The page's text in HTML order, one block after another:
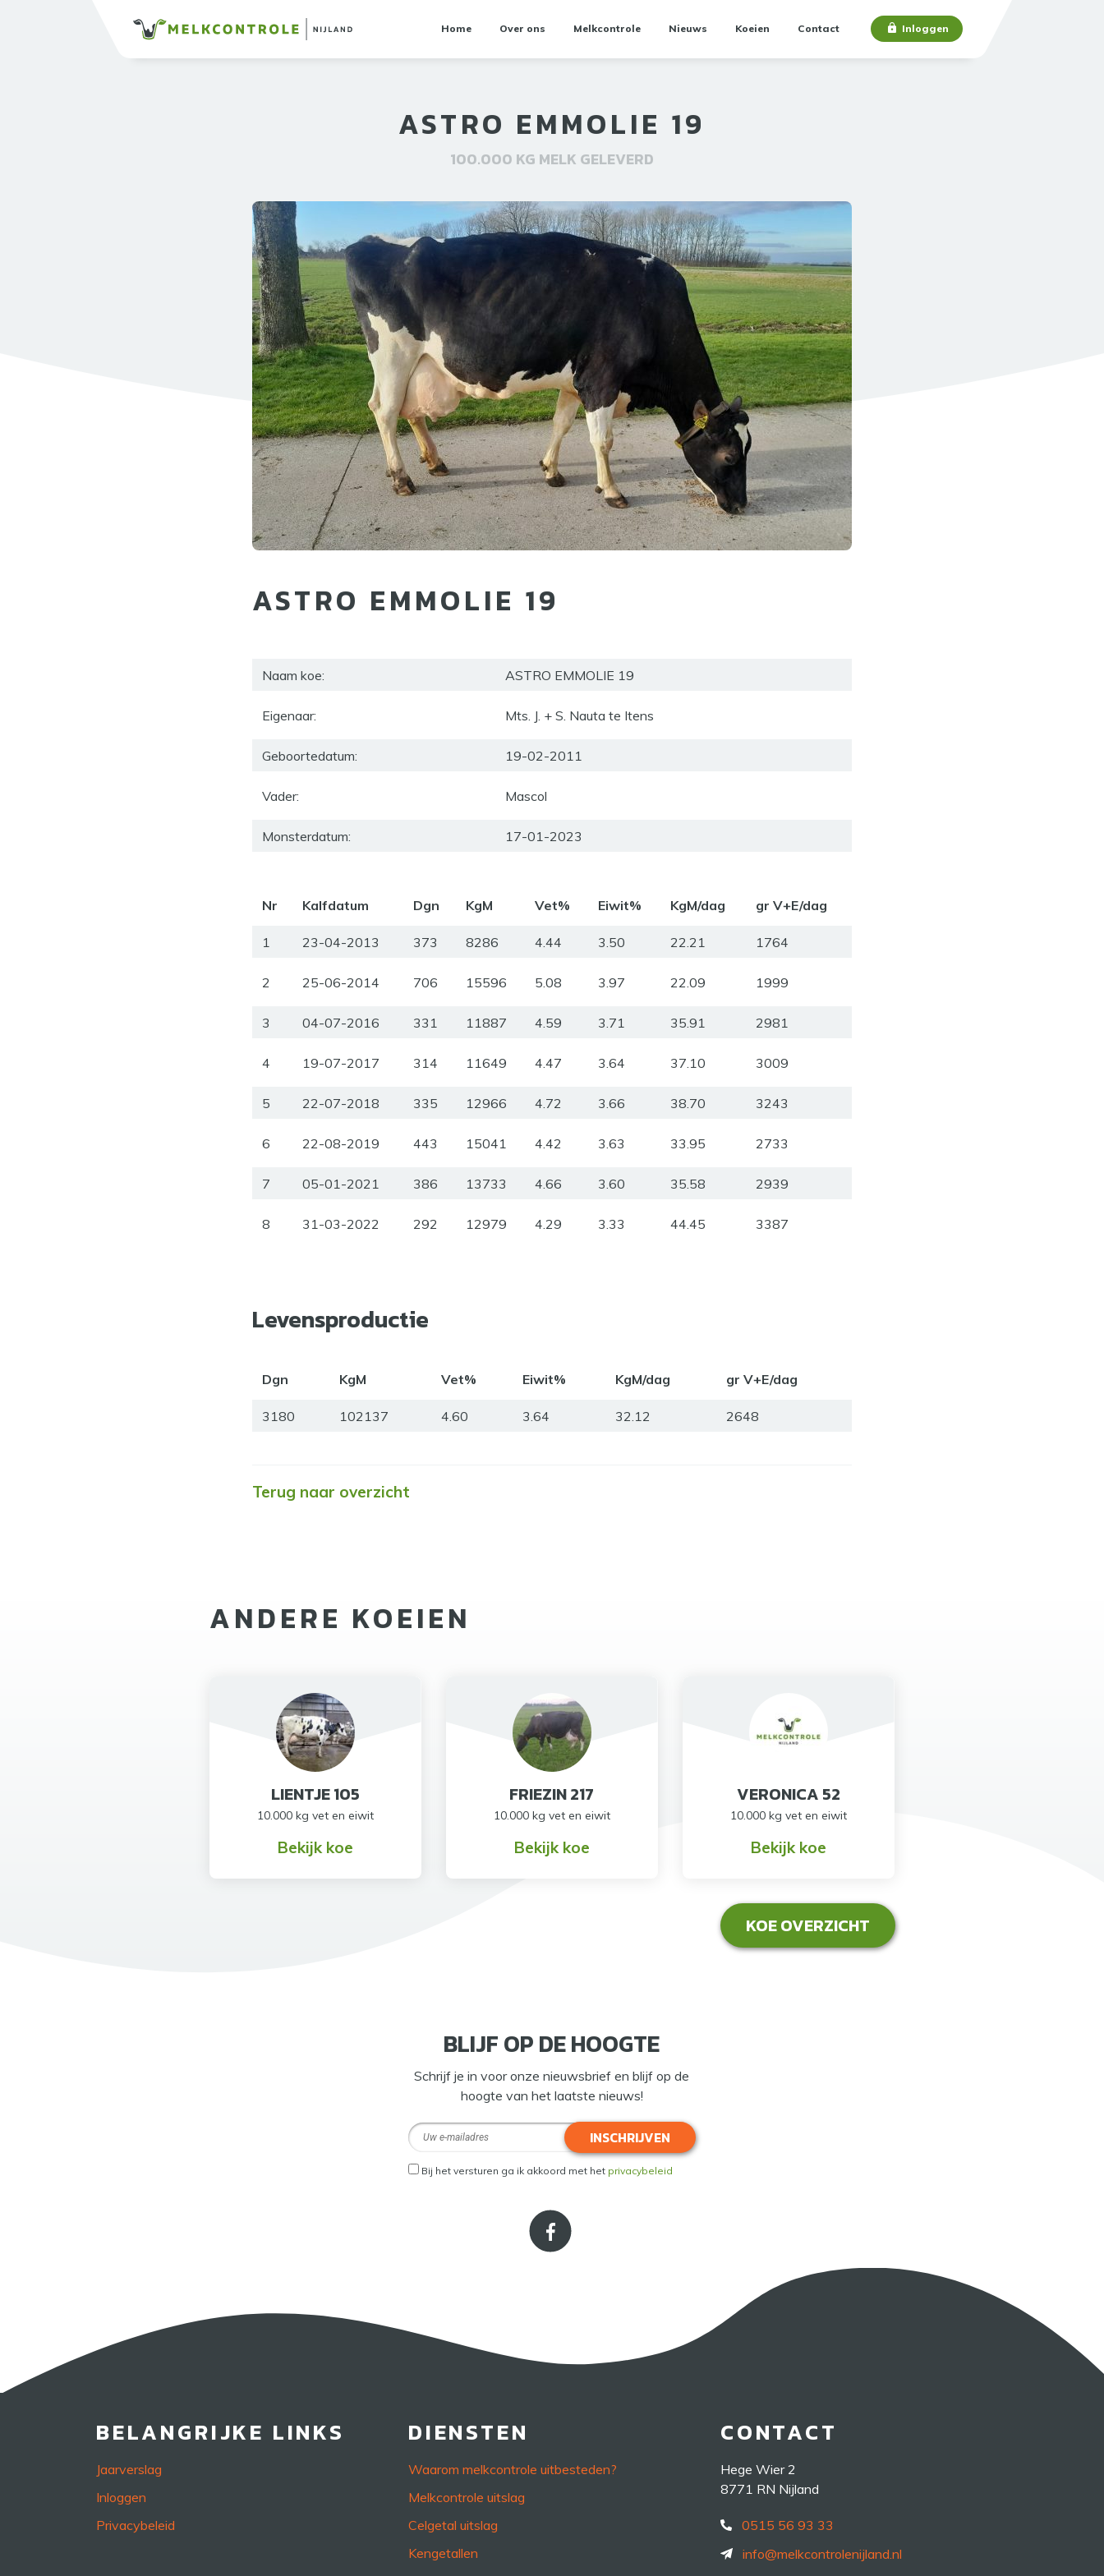
Home Over ons Melkcontrole Nieuws Koeien Contact Inloggen
ASTRO EMMOLIE 19
100.000 KG MELK GELEVERD
ASTRO EMMOLIE 19
Naam koe: ASTRO EMMOLIE 19
Eigenaar: Mts. J. + S. Nauta te Itens
Geboortedatum: 19-02-2011
Vader: Mascol
Monsterdatum: 17-01-2023
Nr Kalfdatum Dgn KgM Vet% Eiwit% KgM/dag gr V+E/dag
1 23-04-2013 373 8286 4.44 3.50 22.21 1764
2 25-06-2014 706 15596 5.08 3.97 22.09 1999
3 04-07-2016 331 11887 4.59 3.71 35.91 2981
4 19-07-2017 314 11649 4.47 3.64 37.10 3009
5 22-07-2018 335 12966 4.72 3.66 38.70 3243
6 22-08-2019 443 15041 4.42 3.63 33.95 2733
7 05-01-2021 386 13733 4.66 3.60 35.58 2939
8 31-03-2022 292 12979 4.29 3.33 44.45 3387
Levensproductie
Dgn KgM Vet% Eiwit% KgM/dag gr V+E/dag
3180 102137 4.60 3.64 32.12 2648
Terug naar overzicht
ANDERE KOEIEN
LIENTJE 105
10.000 kg vet en eiwit
Bekijk koe
FRIEZIN 217
10.000 kg vet en eiwit
Bekijk koe
VERONICA 52
10.000 kg vet en eiwit
Bekijk koe
KOE OVERZICHT
BLIJF OP DE HOOGTE
Schrijf je in voor onze nieuwsbrief en blijf op de
hoogte van het laatste nieuws!
INSCHRIJVEN
Bij het versturen ga ik akkoord met het privacybeleid
BELANGRIJKE LINKS
Jaarverslag
Inloggen
Privacybeleid
DIENSTEN
Waarom melkcontrole uitbesteden?
Melkcontrole uitslag
Celgetal uitslag
Kengetallen
CONTACT
Hege Wier 2
8771 RN Nijland
0515 56 93 33
info@melkcontrolenijland.nl